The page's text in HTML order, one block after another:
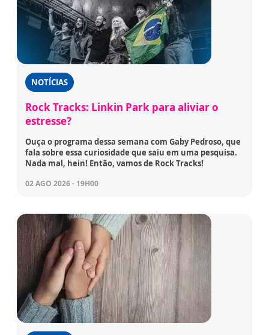
NOTÍCIAS
Rock Tracks: Linkin Park para aliviar o
estresse?
Ouça o programa dessa semana com Gaby Pedroso, que
fala sobre essa curiosidade que saiu em uma pesquisa.
Nada mal, hein! Então, vamos de Rock Tracks!
02 AGO 2026 - 19H00